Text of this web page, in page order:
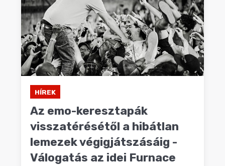
HÍREK
Az emo-keresztapák
visszatérésétől a hibátlan
lemezek végigjátszásáig -
Válogatás az idei Furnace